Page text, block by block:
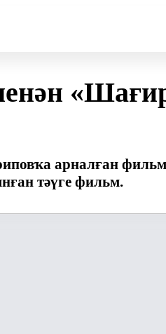
арналған
тәүге фильм.